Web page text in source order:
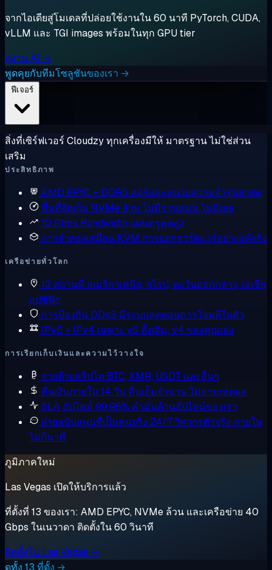
จากไอเดียสู่โมเดลที่ปล่อยใช้งานใน 60 นาที PyTorch, CUDA,
vLLM และ TGI images พร้อมในทุก GPU tier
ดูงาน AI →
พูดคุยกับทีมโซลูชันของเรา →
สิ่งที่เซิร์ฟเวอร์ Cloudzy ทุกเครื่องมีให้ มาตรฐาน ไม่ใช่ส่วน
เสริม
ประสิทธิภาพ
AMD EPYC + DDR5 คอร์และหน่วยความจำรุ่นล่าสุด
พื้นที่จัดเก็บ NVMe ล้วนไม่มีจานหมุน ไม่มีเลย
10 Gbps Bandwidth แผนทรูพุตสูง
การจำลองเสมือน KVM การแยกฮาร์ดแวร์อย่างแท้จริง
เครือข่ายทั่วโลก
13 สถานที่ อเมริกาเหนือ, ยุโรป, ตะวันออกกลาง, เอเชีย
แปซิฟิก
การป้องกัน DDoS มีระบบลดทอนการโจมตีในตัว
IPv6 + IPv4 เฉพาะ v6 ดั้งเดิม, v4 ของคุณเอง
การเรียกเก็บเงินและความไว้วางใจ
จ่ายด้วยคริปโต BTC, XMR, USDT และอื่นๆ
คืนเงินภายใน 14 วัน คืนเต็มจำนวน ไม่ถามเหตุผล
SLA อัปไทม์ 99.95% คำมั่นด้านอัปไทม์ของเรา
ฝ่ายสนับสนุนที่เป็นคนจริง 24/7วิศวกรตัวจริง ภายใน
ไม่กี่นาที
ภูมิภาคใหม่
Las Vegas เปิดให้บริการแล้ว
ที่ตั้งที่ 13 ของเรา: AMD EPYC, NVMe ล้วน และเครือข่าย 40
Gbps ในเนวาดา ติดตั้งใน 60 วินาที
ติดตั้งใน Las Vegas →
ดูทั้ง 13 ที่ตั้ง →